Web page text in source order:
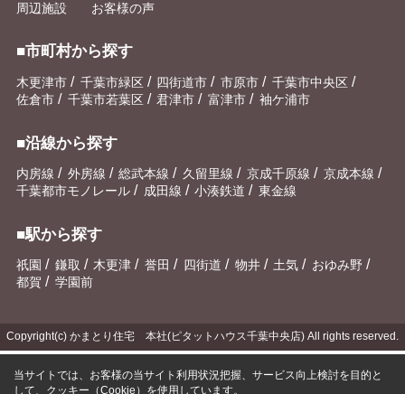
周辺施設 お客様の声
■市町村から探す
木更津市 / 千葉市緑区 / 四街道市 / 市原市 / 千葉市中央区 /
佐倉市 / 千葉市若葉区 / 君津市 / 富津市 / 袖ケ浦市
■沿線から探す
内房線 / 外房線 / 総武本線 / 久留里線 / 京成千原線 / 京成本線 /
千葉都市モノレール / 成田線 / 小湊鉄道 / 東金線
■駅から探す
祇園 / 鎌取 / 木更津 / 誉田 / 四街道 / 物井 / 土気 / おゆみ野 /
都賀 / 学園前
Copyright(c) かまとり住宅 本社(ピタットハウス千葉中央店) All rights reserved.
当サイトでは、お客様の当サイト利用状況把握、サービス向上検討を目的と
して、クッキー（Cookie）を使用しています。